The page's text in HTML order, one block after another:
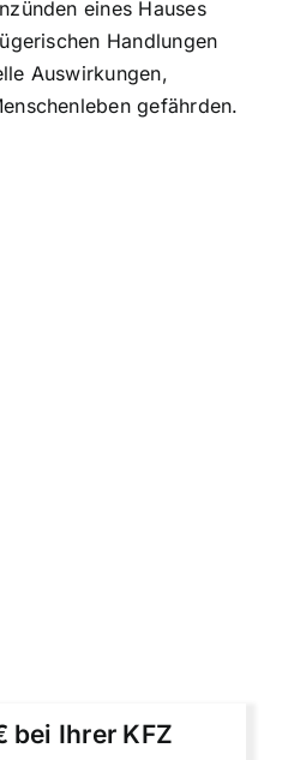
eines Hauses
Handlungen
Auswirkungen,
gefährden.
bei Ihrer KFZ